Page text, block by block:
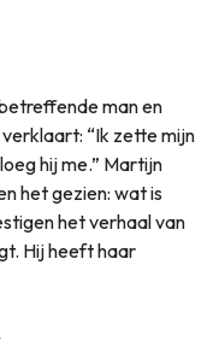
man en
“Ik zette mijn
hij me.” Martijn
het gezien: wat is
het verhaal van
Hij heeft haar